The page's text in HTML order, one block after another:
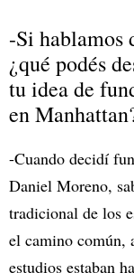
-Si hablamos
¿qué podés
tu idea de
en
-Cuando decidí
Daniel Moreno,
tradicional de los
el camino común,
estudios estaban